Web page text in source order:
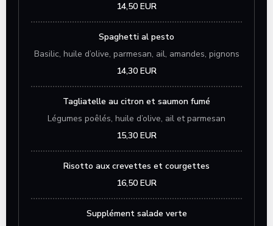
14,50 EUR
Spaghetti al pesto
Basilic, huile d’olive, parmesan, ail, amandes, pignons
14,30 EUR
Tagliatelle au citron et saumon fumé
Légumes poêlés, huile d’olive, ail et parmesan
15,30 EUR
Risotto aux crevettes et courgettes
16,50 EUR
Supplément salade verte